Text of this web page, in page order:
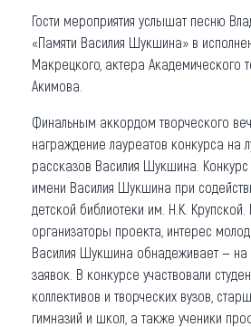
Гости мероприятия услышат песню
«Памяти Василия Шукшина» в
Макрецкого, актера Академического
Акимова.
Финальным аккордом творческого
награждение лауреатов конкурса на
рассказов Василия Шукшина.
имени Василия Шукшина при
детской библиотеки им. Н.К.
организаторы проекта, интерес
Василия Шукшина обнадеживает — на
заявок. В конкурсе участвовали
коллективов и творческих вузов,
гимназий и школ, а также ученики